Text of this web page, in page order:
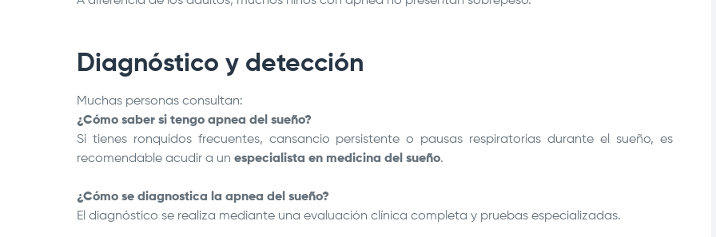
Diagnóstico y detección
Muchas personas consultan:
¿Cómo saber si tengo apnea del sueño?
Si tienes ronquidos frecuentes, cansancio persistente o pausas respiratorias durante el sueño, es
recomendable acudir a un especialista en medicina del sueño.
¿Cómo se diagnostica la apnea del sueño?
El diagnóstico se realiza mediante una evaluación clínica completa y pruebas especializadas.